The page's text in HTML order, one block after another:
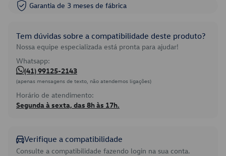
Garantia de 3 meses de fábrica
Tem dúvidas sobre a compatibilidade deste produto?
Nossa equipe especializada está pronta para ajudar!
Whatsapp:
(41) 99125-2143
(apenas mensagens de texto, não atendemos ligações)
Horário de atendimento:
Segunda à sexta, das 8h às 17h.
Verifique a compatibilidade
Consulte a compatibilidade fazendo login na sua conta.